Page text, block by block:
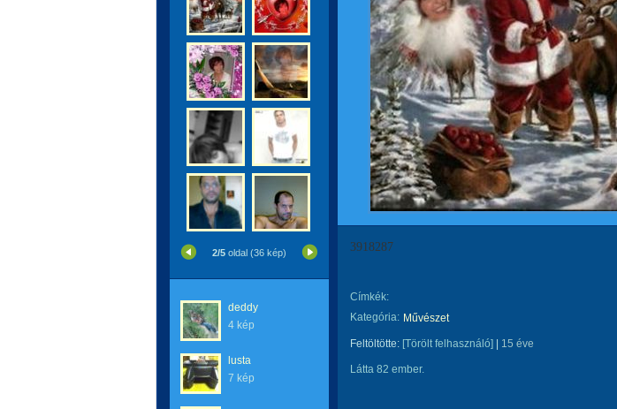
2/5 oldal (36 kép)
deddy
4 kép
lusta
7 kép
3918287
Címkék:
Kategória: Művészet
Feltöltötte: [Törölt felhasználó] 15 éve
Látta 82 ember.